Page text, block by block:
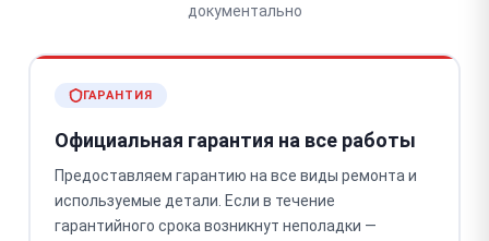
документально
ГАРАНТИЯ
Официальная гарантия на все работы
Предоставляем гарантию на все виды ремонта и
используемые детали. Если в течение
гарантийного срока возникнут неполадки —